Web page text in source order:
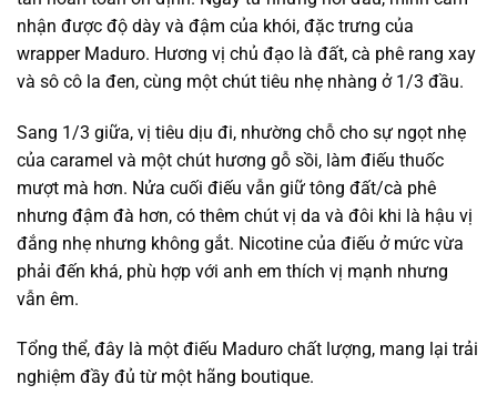
nhận được độ dày và đậm của khói, đặc trưng của
wrapper Maduro. Hương vị chủ đạo là đất, cà phê rang xay
và sô cô la đen, cùng một chút tiêu nhẹ nhàng ở 1/3 đầu.
Sang 1/3 giữa, vị tiêu dịu đi, nhường chỗ cho sự ngọt nhẹ
của caramel và một chút hương gỗ sồi, làm điếu thuốc
mượt mà hơn. Nửa cuối điếu vẫn giữ tông đất/cà phê
nhưng đậm đà hơn, có thêm chút vị da và đôi khi là hậu vị
đắng nhẹ nhưng không gắt. Nicotine của điếu ở mức vừa
phải đến khá, phù hợp với anh em thích vị mạnh nhưng
vẫn êm.
Tổng thể, đây là một điếu Maduro chất lượng, mang lại trải
nghiệm đầy đủ từ một hãng boutique.